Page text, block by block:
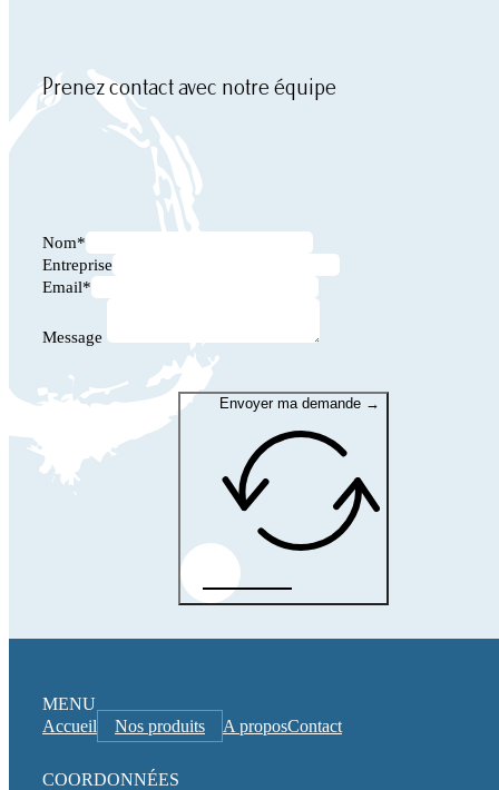
Prenez contact avec notre équipe
Nom*
Entreprise
Email*
Message
Envoyer ma demande →
MENU
Accueil
Nos produits A proposContact
COORDONNÉES